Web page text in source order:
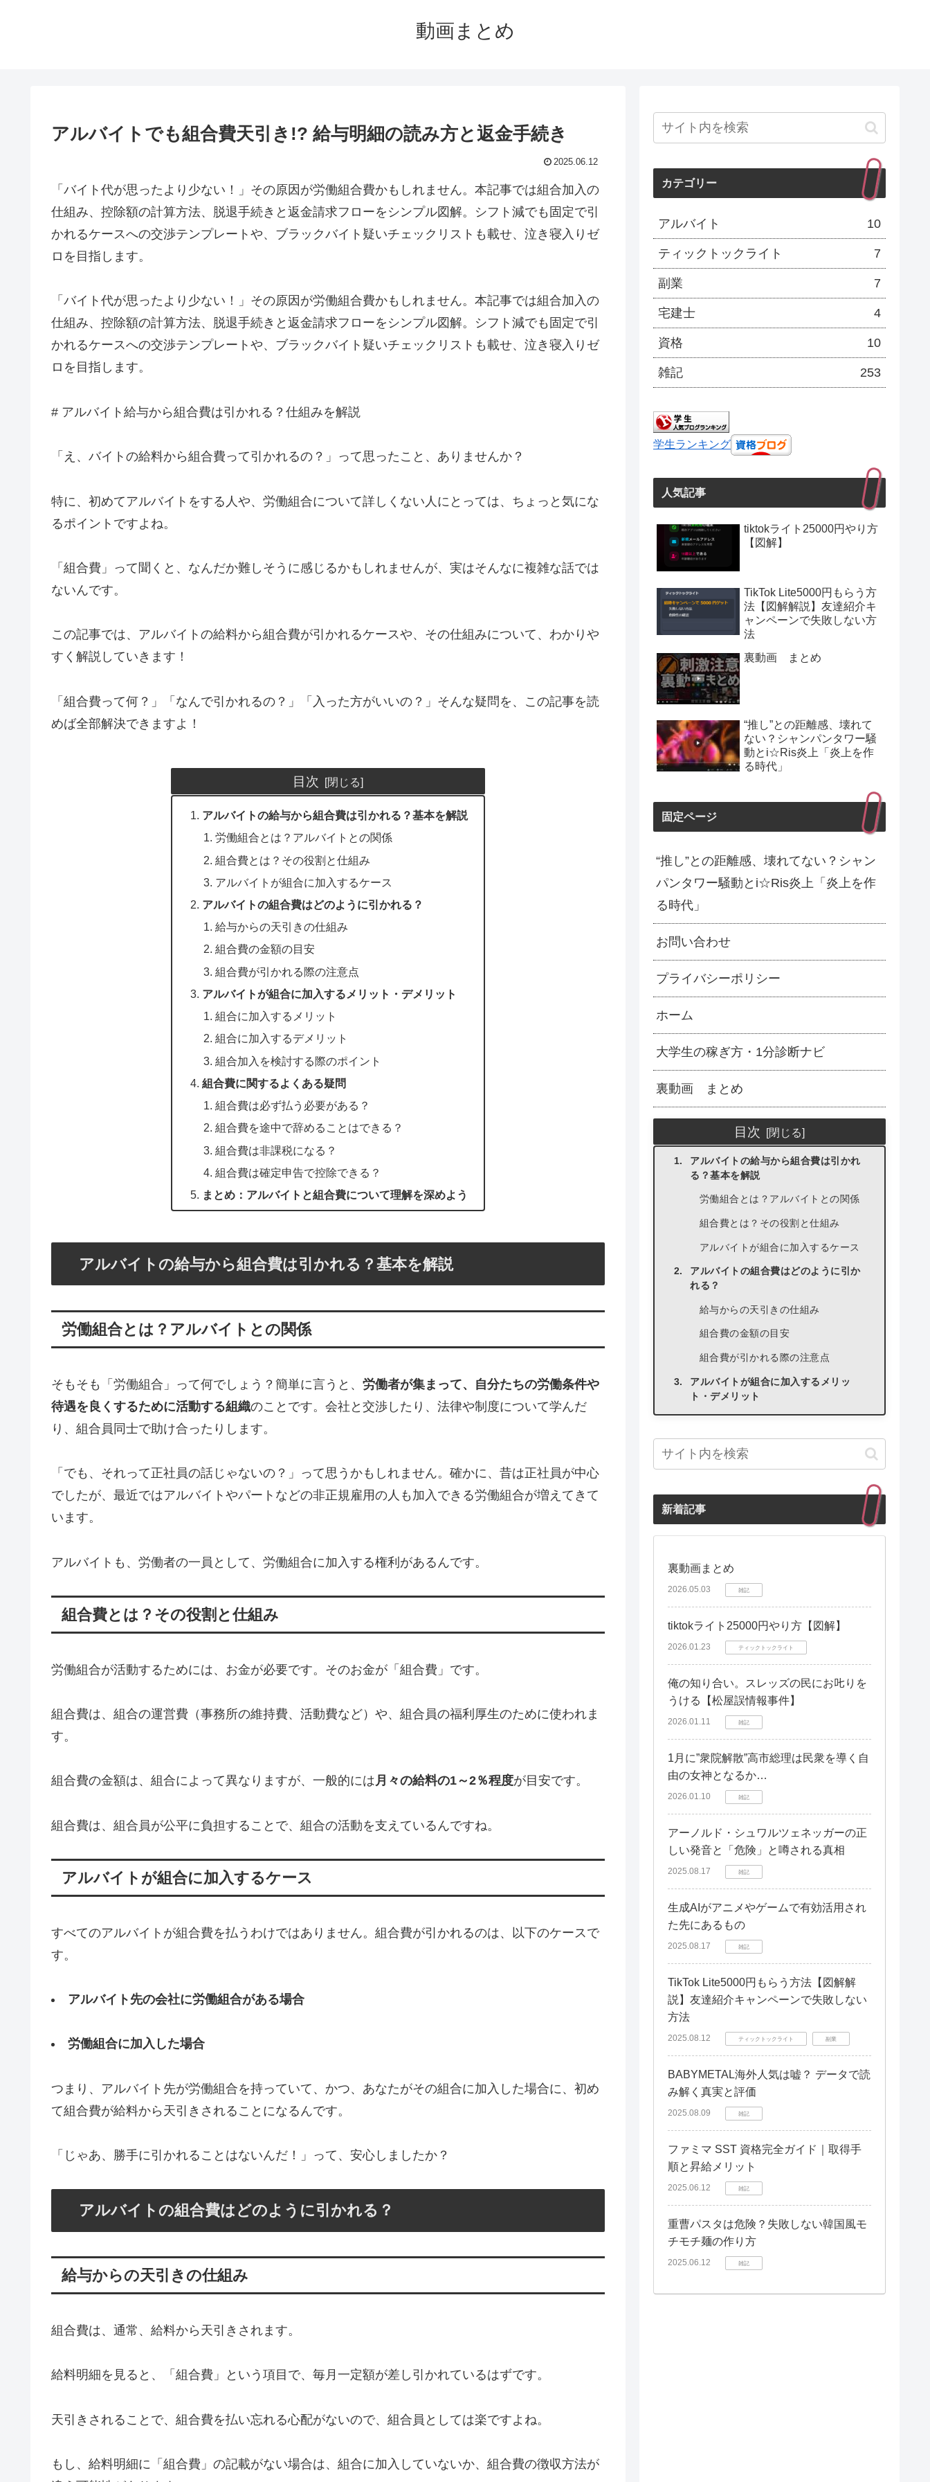
動画まとめ
アルバイトでも組合費天引き!? 給与明細の読み方と返金手続き
2025.06.12
「バイト代が思ったより少ない！」その原因が労働組合費かもしれません。本記事では組合加入の
仕組み、控除額の計算方法、脱退手続きと返金請求フローをシンプル図解。シフト減でも固定で引
かれるケースへの交渉テンプレートや、ブラックバイト疑いチェックリストも載せ、泣き寝入りゼ
ロを目指します。
「バイト代が思ったより少ない！」その原因が労働組合費かもしれません。本記事では組合加入の
仕組み、控除額の計算方法、脱退手続きと返金請求フローをシンプル図解。シフト減でも固定で引
かれるケースへの交渉テンプレートや、ブラックバイト疑いチェックリストも載せ、泣き寝入りゼ
ロを目指します。
# アルバイト給与から組合費は引かれる？仕組みを解説
「え、バイトの給料から組合費って引かれるの？」って思ったこと、ありませんか？
特に、初めてアルバイトをする人や、労働組合について詳しくない人にとっては、ちょっと気にな
るポイントですよね。
「組合費」って聞くと、なんだか難しそうに感じるかもしれませんが、実はそんなに複雑な話では
ないんです。
この記事では、アルバイトの給料から組合費が引かれるケースや、その仕組みについて、わかりや
すく解説していきます！
「組合費って何？」「なんで引かれるの？」「入った方がいいの？」そんな疑問を、この記事を読
めば全部解決できますよ！
目次
アルバイトの給与から組合費は引かれる？基本を解説
労働組合とは？アルバイトとの関係
組合費とは？その役割と仕組み
アルバイトが組合に加入するケース
アルバイトの組合費はどのように引かれる？
給与からの天引きの仕組み
組合費の金額の目安
組合費が引かれる際の注意点
アルバイトが組合に加入するメリット・デメリット
組合に加入するメリット
組合に加入するデメリット
組合加入を検討する際のポイント
組合費に関するよくある疑問
組合費は必ず払う必要がある？
組合費を途中で辞めることはできる？
組合費は非課税になる？
組合費は確定申告で控除できる？
まとめ：アルバイトと組合費について理解を深めよう
アルバイトの給与から組合費は引かれる？基本を解説
労働組合とは？アルバイトとの関係
そもそも「労働組合」って何でしょう？簡単に言うと、 労働者が集まって、自分たちの労働条件や
待遇を良くするために活動する組織のことです。会社と交渉したり、法律や制度について学んだ
り、組合員同士で助け合ったりします。
「でも、それって正社員の話じゃないの？」って思うかもしれません。確かに、昔は正社員が中心
でしたが、最近ではアルバイトやパートなどの非正規雇用の人も加入できる労働組合が増えてきて
います。
アルバイトも、労働者の一員として、労働組合に加入する権利があるんです。
組合費とは？その役割と仕組み
労働組合が活動するためには、お金が必要です。そのお金が「組合費」です。
組合費は、組合の運営費（事務所の維持費、活動費など）や、組合員の福利厚生のために使われま
す。
組合費の金額は、組合によって異なりますが、一般的には月々の給料の1～2％程度が目安です。
組合費は、組合員が公平に負担することで、組合の活動を支えているんですね。
アルバイトが組合に加入するケース
すべてのアルバイトが組合費を払うわけではありません。組合費が引かれるのは、以下のケースで
す。
アルバイト先の会社に労働組合がある場合
労働組合に加入した場合
つまり、アルバイト先が労働組合を持っていて、かつ、あなたがその組合に加入した場合に、初め
て組合費が給料から天引きされることになるんです。
「じゃあ、勝手に引かれることはないんだ！」って、安心しましたか？
アルバイトの組合費はどのように引かれる？
給与からの天引きの仕組み
組合費は、通常、給料から天引きされます。
給料明細を見ると、「組合費」という項目で、毎月一定額が差し引かれているはずです。
天引きされることで、組合費を払い忘れる心配がないので、組合員としては楽ですよね。
もし、給料明細に「組合費」の記載がない場合は、組合に加入していないか、組合費の徴収方法が
カテゴリー
アルバイト 10
ティックトックライト 7
副業 7
宅建士 4
資格 10
雑記 253
学生ランキング
人気記事
tiktokライト25000円やり方
【図解】
TikTok Lite5000円もらう方
法【図解解説】友達紹介キ
ャンペーンで失敗しない方
法
裏動画 まとめ
“推し”との距離感、壊れて
ない？シャンパンタワー騒
動とi☆Ris炎上「炎上を作
る時代」
固定ページ
“推し”との距離感、壊れてない？シャン
パンタワー騒動とi☆Ris炎上「炎上を作
る時代」
お問い合わせ
プライバシーポリシー
ホーム
大学生の稼ぎ方・1分診断ナビ
裏動画 まとめ
目次
アルバイトの給与から組合費は引かれ
る？基本を解説
労働組合とは？アルバイトとの関係
組合費とは？その役割と仕組み
アルバイトが組合に加入するケース
アルバイトの組合費はどのように引か
れる？
給与からの天引きの仕組み
組合費の金額の目安
組合費が引かれる際の注意点
アルバイトが組合に加入するメリッ
ト・デメリット
組合加入を検討する際のポイント
組合費は必ず払う必要がある？
まとめ：アルバイトと組合費について
理解を深めよう
新着記事
裏動画まとめ
2026.05.03 雑記
tiktokライト25000円やり方【図解】
2026.01.23 ティックトックライト
俺の知り合い。スレッズの民にお𠮟りを
うける【松屋誤情報事件】
2026.01.11 雑記
1月に”衆院解散”高市総理は民衆を導く自
由の女神となるか…
2026.01.10 雑記
アーノルド・シュワルツェネッガーの正
しい発音と「危険」と噂される真相
2025.08.17 雑記
生成AIがアニメやゲームで有効活用され
た先にあるもの
2025.08.17 雑記
TikTok Lite5000円もらう方法【図解解
説】友達紹介キャンペーンで失敗しない
方法
2025.08.12 ティックトックライト 副業
BABYMETAL海外人気は嘘？ データで読
み解く真実と評価
2025.08.09 雑記
ファミマ SST 資格完全ガイド｜取得手
順と昇給メリット
2025.06.12 雑記
重曹パスタは危険？失敗しない韓国風モ
チモチ麺の作り方
2025.06.12 雑記